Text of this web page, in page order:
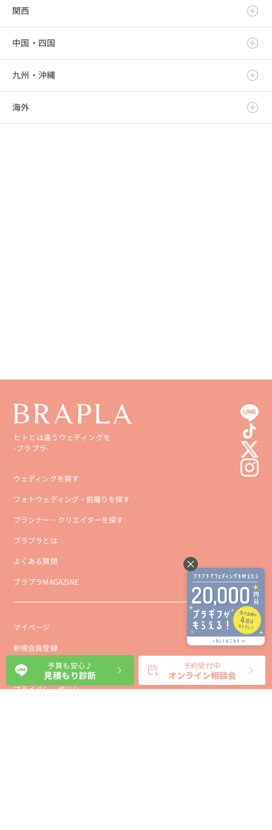
秋田県
山形県
福島県
群馬県
埼玉県
千葉県
東京都
静岡県
愛知県
三重県
新潟県
富山県
石川県
福井県
関西
滋賀県
京都府
大阪府
中国・四国
鳥取県
島根県
九州・沖縄
福岡県
海外
ヒトとは違うウェディングを
-ブラプラ-
ウェディングを探す
フォトウェディング・前撮りを探す
プランナー・クリエイターを探す
ブラプラとは
よくある質問
ブラプラMAGAZINE
マイページ
新規会員登録
会社概要
プライバシーポリシー
予算も安心♪
見積もり診断
予約受付中
オンライン相談会